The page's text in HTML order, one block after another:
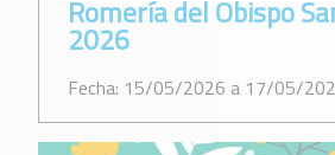
Romería del Obispo
2026
Fecha: 15/05/2026 a 17/05/